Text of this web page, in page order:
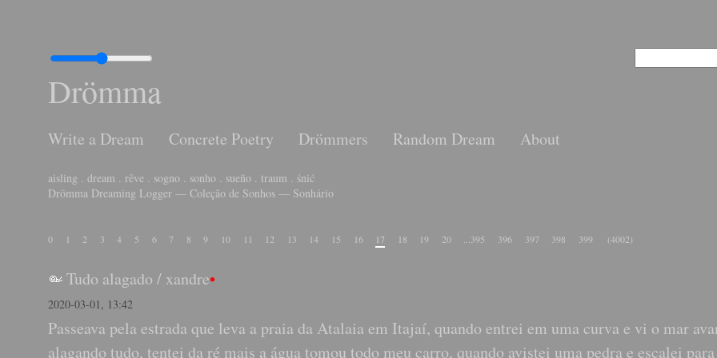
Drömma
Write a Dream Concrete Poetry Drömmers Random Dream About
aisling . dream . rêve . sogno . sonho . sueño . traum . śnić
Drömma Dreaming Logger — Coleção de Sonhos — Sonhário
0 1 2 3 4 5 6 7 8 9 10 11 12 13 14 15 16 17 18 19 20 ...395 396 397 398 399 (4002)
Tudo alagado / xandre•
2020-03-01, 13:42
Passeava pela estrada que leva a praia da Atalaia em Itajaí, quando entrei em uma curva e vi o mar
alagando tudo, tentei da ré mais a água tomou todo meu carro, quando avistei uma pedra e escalei